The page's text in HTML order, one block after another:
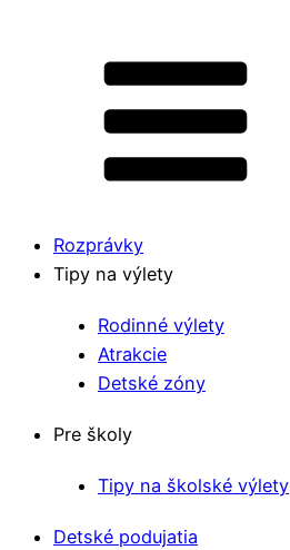
Rozprávky
Tipy na výlety
Rodinné výlety
Atrakcie
Detské zóny
Pre školy
Tipy na školské výlety
Detské podujatia